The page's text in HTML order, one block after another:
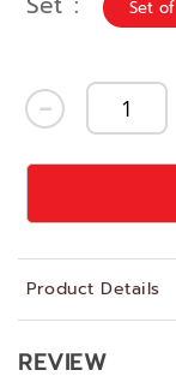
Set of
Product Details
REVIEW